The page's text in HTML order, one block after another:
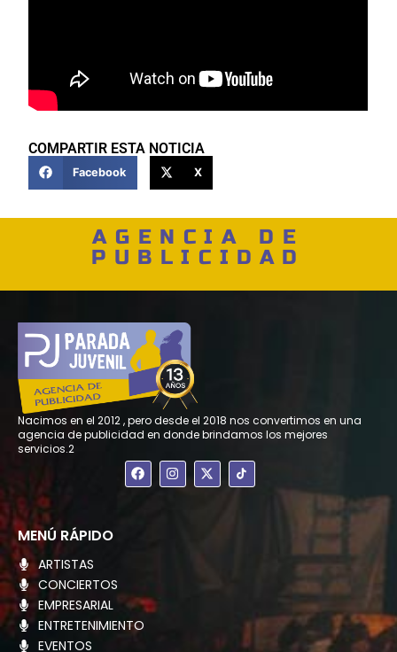
COMPARTIR ESTA NOTICIA
Facebook X
AGENCIA DE
PUBLICIDAD
Nacimos en el 2012 , pero desde el 2018 nos convertimos en una
agencia de publicidad en donde brindamos los mejores
servicios.2
F
a
c
I
n
s
X
-
t
MENÚ RÁPIDO
ARTISTAS
CONCIERTOS
EMPRESARIAL
ENTRETENIMIENTO
EVENTOS